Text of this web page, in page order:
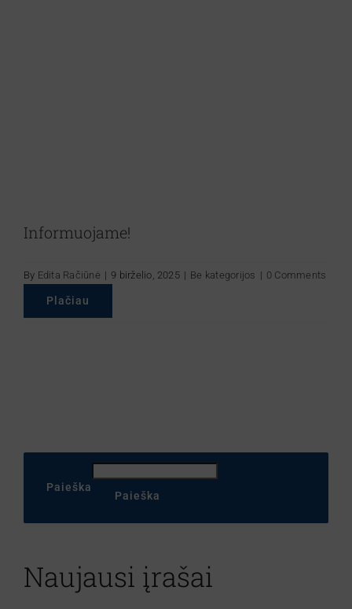
Informuojame!
By Edita Račiūnė | 9 birželio, 2025 | Be kategorijos | 0 Comments
Plačiau
Paieška
Paieška
Naujausi įrašai